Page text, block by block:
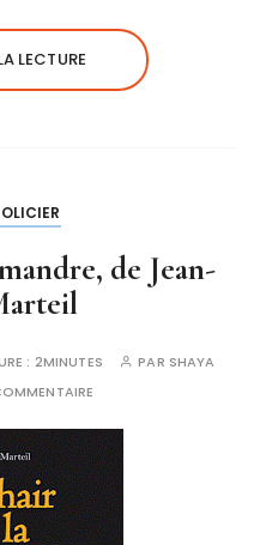
LECTURE
de Jean-
: 2MINUTES PAR SHAYA